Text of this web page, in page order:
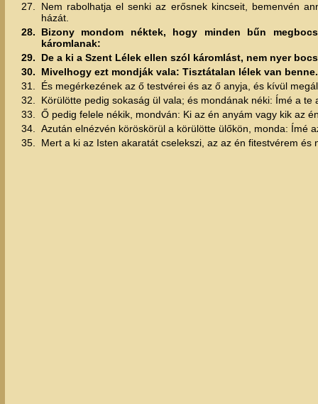
27.
Nem rabolhatja el senki az erősnek kincseit, bemenvén
házát.
28.
Bizony mondom néktek, hogy minden bűn
káromlanak:
29.
De a ki a Szent Lélek ellen szól káromlást, nem nyer
30.
Mivelhogy ezt mondják vala: Tisztátalan lélek van benne.
31.
És megérkezének az ő testvérei és az ő anyja, és kívül
32.
Körülötte pedig sokaság ül vala; és mondának néki: Ímé a
33.
Ő pedig felele nékik, mondván: Ki az én anyám vagy kik az
34.
Azután elnézvén köröskörül a körülötte ülőkön, monda: Ímé
35.
Mert a ki az Isten akaratát cselekszi, az az én fitestvérem és